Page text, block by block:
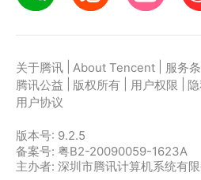
关于腾讯 About Tencent 服务
腾讯公益
版权所有 用户权限
用户协议
版本号: 9.2.5
备案号: 粤B2-20090059-1623A
主办者: 深圳市腾讯计算机系统有限